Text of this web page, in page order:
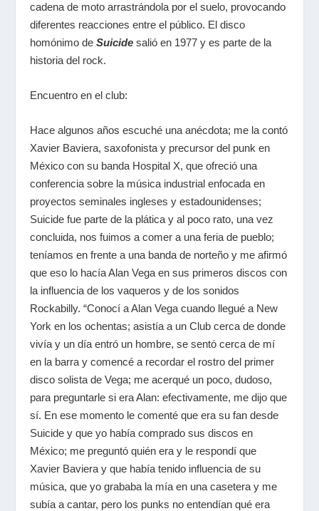
cadena de moto arrastrándola por el suelo, provocando
diferentes reacciones entre el público. El disco
homónimo deSuicidesalió en 1977 y es parte de la
historia del rock.
Encuentro en el club:
Hace algunos años escuché una anécdota; me la contó
Xavier Baviera, saxofonista y precursor del punk en
México con su banda Hospital X, que ofreció una
conferencia sobre la música industrial enfocada en
proyectos seminales ingleses y estadounidenses;
Suicide fue parte de la plática y al poco rato, una vez
concluida, nos fuimos a comer a una feria de pueblo;
teníamos en frente a una banda de norteño y me afirmó
que eso lo hacía Alan Vega en sus primeros discos con
la influencia de los vaqueros y de los sonidos
Rockabilly. “Conocí a Alan Vega cuando llegué a New
York en los ochentas; asistía a un Club cerca de donde
vivía y un día entró un hombre, se sentó cerca de mí
en la barra y comencé a recordar el rostro del primer
disco solista de Vega; me acerqué un poco, dudoso,
para preguntarle si era Alan: efectivamente, me dijo que
sí. En ese momento le comenté que era su fan desde
Suicide y que yo había comprado sus discos en
México; me preguntó quién era y le respondí que
Xavier Baviera y que había tenido influencia de su
música, que yo grababa la mía en una casetera y me
subía a cantar, pero los punks no entendían qué era